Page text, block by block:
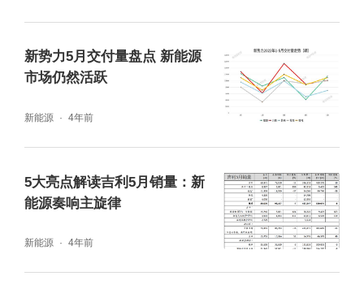
月长城汽车仅完成批发销量808,951辆，目标
完成率仅为42.6%。按平均月批发量仅8万辆
的趋势下去，年底长城汽车是否能突破百万销
量还是个未知数。
旁落，但随着比亚迪、长安等自主品牌的强势
崛起，长期排在SUV单一品类销冠的H6系列被
拉落马下。
新势力5月交付量盘点 新能源
市场仍然活跃
新能源 4年前
5大亮点解读吉利5月销量：新
能源奏响主旋律
新能源 4年前